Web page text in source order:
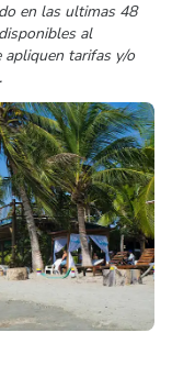
en las ultimas 48
al
apliquen tarifas y/o